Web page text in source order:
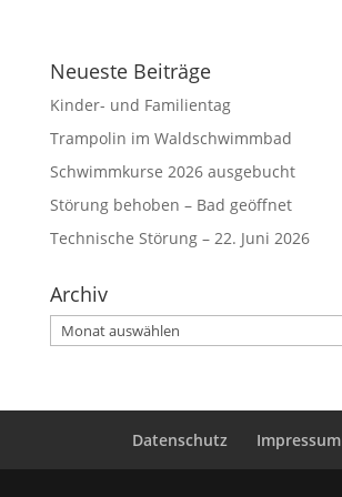
Neueste Beiträge
Kinder- und Familientag
Trampolin im Waldschwimmbad
Schwimmkurse 2026 ausgebucht
Störung behoben – Bad geöffnet
Technische Störung – 22. Juni 2026
Archiv
Archiv
Datenschutz Impressum